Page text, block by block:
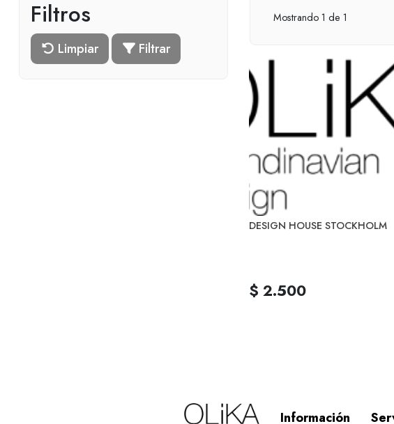
Filtros
Limpiar Filtrar
Mostrando 1 de 1
DESIGN HOUSE STOCKHOLM
$ 2.500
Información